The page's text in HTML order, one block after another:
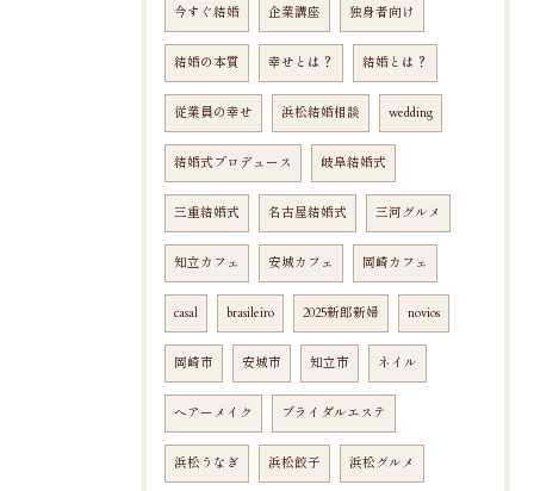
今すぐ結婚 企業講座 独身者向け
結婚の本質 幸せとは？ 結婚とは？
従業員の幸せ 浜松結婚相談 wedding
結婚式プロデュース 岐阜結婚式
三重結婚式 名古屋結婚式 三河グルメ
知立カフェ 安城カフェ 岡崎カフェ
casal brasileiro 2025新郎新婦 novios
岡崎市 安城市 知立市 ネイル
ヘアーメイク ブライダルエステ
浜松うなぎ 浜松餃子 浜松グルメ